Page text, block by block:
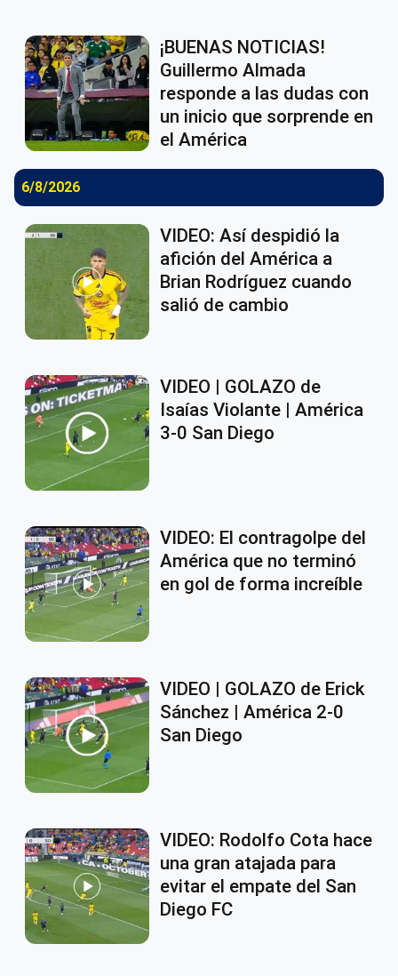
¡BUENAS NOTICIAS!
Guillermo Almada
responde a las dudas con
un inicio que sorprende en
el América
6/8/2026
VIDEO: Así despidió la
afición del América a
Brian Rodríguez cuando
salió de cambio
VIDEO | GOLAZO de
Isaías Violante | América
3-0 San Diego
VIDEO: El contragolpe del
América que no terminó
en gol de forma increíble
VIDEO | GOLAZO de Erick
Sánchez | América 2-0
San Diego
VIDEO: Rodolfo Cota hace
una gran atajada para
evitar el empate del San
Diego FC